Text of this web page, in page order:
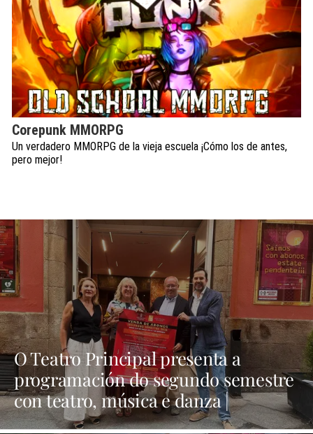
Corepunk MMORPG
Un verdadero MMORPG de la vieja escuela ¡Cómo los de antes,
pero mejor!
O Teatro Principal presenta a
programación do segundo semestre
con teatro, música e danza |
NOTICIAS XINZO